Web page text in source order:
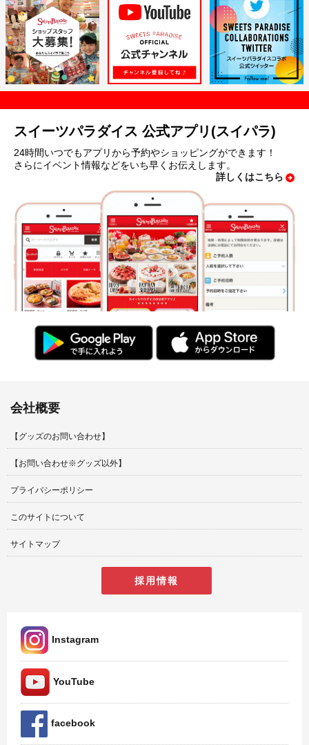
スイーツパラダイス 公式アプリ(スイパラ)
24時間いつでもアプリから予約やショッピングができます！
さらにイベント情報などをいち早くお伝えします。
詳しくはこちら
会社概要
【グッズのお問い合わせ】
【お問い合わせ※グッズ以外】
プライバシーポリシー
このサイトについて
サイトマップ
採用情報
Instagram
YouTube
facebook